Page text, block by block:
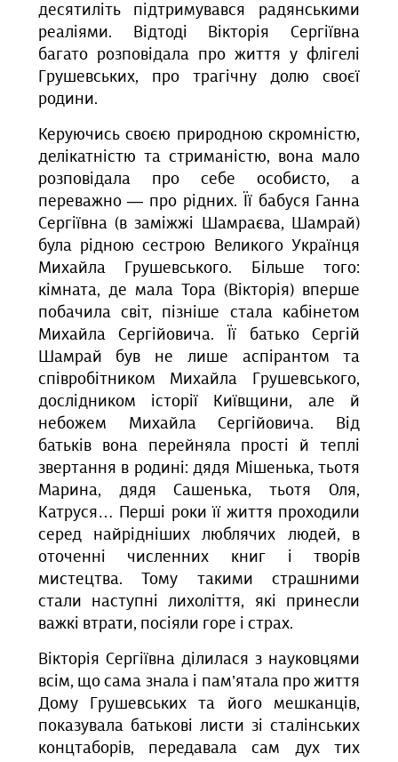
десятиліть підтримувався радянськими
реаліями. Відтоді Вікторія Сергіївна
багато розповідала про життя у флігелі
Грушевських, про трагічну долю своєї
родини.
Керуючись своєю природною скромністю,
делікатністю та стриманістю, вона мало
розповідала про себе особисто, а
переважно — про рідних. Її бабуся Ганна
Сергіївна (в заміжжі Шамраєва, Шамрай)
була рідною сестрою Великого Українця
Михайла Грушевського. Більше того:
кімната, де мала Тора (Вікторія) вперше
побачила світ, пізніше стала кабінетом
Михайла Сергійовича. Її батько Сергій
Шамрай був не лише аспірантом та
співробітником Михайла Грушевського,
дослідником історії Київщини, але й
небожем Михайла Сергійовича. Від
батьків вона перейняла прості й теплі
звертання в родині: дядя Мішенька, тьотя
Марина, дядя Сашенька, тьотя Оля,
Катруся… Перші роки її життя проходили
серед найрідніших люблячих людей, в
оточенні численних книг і творів
мистецтва. Тому такими страшними
стали наступні лихоліття, які принесли
важкі втрати, посіяли горе і страх.
Вікторія Сергіївна ділилася з науковцями
всім, що сама знала і пам’ятала про життя
Дому Грушевських та його мешканців,
показувала батькові листи зі сталінських
концтаборів, передавала сам дух тих